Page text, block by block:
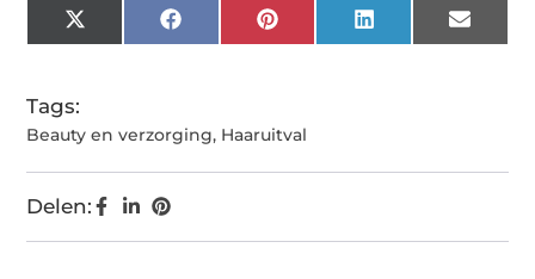
X
(Twitter)
FacebookPinterestLinkedIn Email
Tags:
Beauty en verzorging, Haaruitval
Delen: